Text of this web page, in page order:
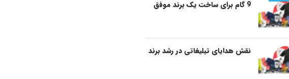
9 گام برای ساخت یک برند موفق
نقش هدایای تبلیغاتی در رشد برند